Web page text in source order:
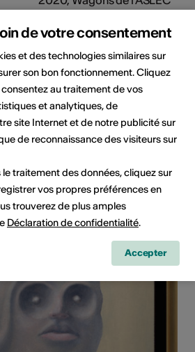
2021
Samuel Devantéry prêt à
de votre consentement
et des technologies similaires sur
son bon fonctionnement. Cliquez
au traitement de vos
et analytiques, de
site Internet et de notre publicité sur
de reconnaissance des visiteurs sur
le traitement des données, cliquez sur
vos propres préférences en
trouverez de plus amples
Déclaration de confidentialité.
Accepter